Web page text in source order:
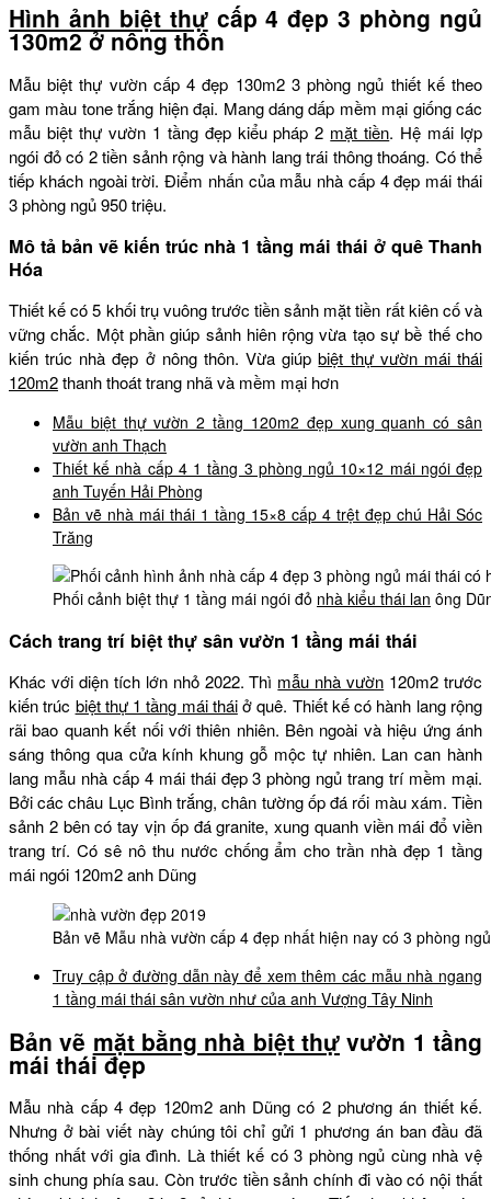
Hình ảnh biệt thựcấp 4 đẹp 3 phòng ngủ
130m2 ở nông thôn
Mẫu biệt thự vườn cấp 4 đẹp 130m2 3 phòng ngủ thiết kế theo
gam màu tone trắng hiện đại. Mang dáng dấp mềm mại giống các
mẫu biệt thự vườn 1 tầng đẹp kiểu pháp 2 mặt tiền. Hệ mái lợp
ngói đỏ có 2 tiền sảnh rộng và hành lang trái thông thoáng. Có thể
tiếp khách ngoài trời. Điểm nhấn của mẫu nhà cấp 4 đẹp mái thái
3 phòng ngủ 950 triệu.
Mô tả bản vẽ kiến trúc nhà 1 tầng mái thái ở quê Thanh
Hóa
Thiết kế có 5 khối trụ vuông trước tiền sảnh mặt tiền rất kiên cố và
vững chắc. Một phần giúp sảnh hiên rộng vừa tạo sự bề thế cho
kiến trúc nhà đẹp ở nông thôn. Vừa giúpbiệt thự vườn mái thái
120m2thanh thoát trang nhã và mềm mại hơn
Mẫu biệt thự vườn 2 tầng 120m2 đẹp xung quanh có sân
vườn anh Thạch
Thiết kế nhà cấp 4 1 tầng 3 phòng ngủ 10×12 mái ngói đẹp
anh Tuyến Hải Phòng
Bản vẽ nhà mái thái 1 tầng 15×8 cấp 4 trệt đẹp chú Hải Sóc
Trăng
Phối cảnh biệt thự 1 tầng mái ngói đỏ nhà kiểu thái lan ông
Cách trang trí biệt thự sân vườn 1 tầng mái thái
Khác với diện tích lớn nhỏ 2022. Thì mẫu nhà vườn 120m2 trước
kiến trúc biệt thự 1 tầng mái tháiở quê. Thiết kế có hành lang rộng
rãi bao quanh kết nối với thiên nhiên. Bên ngoài và hiệu ứng ánh
sáng thông qua cửa kính khung gỗ mộc tự nhiên. Lan can hành
lang mẫu nhà cấp 4 mái thái đẹp 3 phòng ngủ trang trí mềm mại.
Bởi các châu Lục Bình trắng, chân tường ốp đá rối màu xám. Tiền
sảnh 2 bên có tay vịn ốp đá granite, xung quanh viền mái đổ viền
trang trí. Có sê nô thu nước chống ẩm cho trần nhà đẹp 1 tầng
mái ngói 120m2 anh Dũng
Bản vẽ Mẫu nhà vườn cấp 4 đẹp nhất hiện nay có 3 phòng
Truy cập ở đường dẫn này để xem thêm các mẫu nhà ngang
1 tầng mái thái sân vườn như của anh Vượng Tây Ninh
Bản vẽ mặt bằng nhà biệt thự vườn 1 tầng
mái thái đẹp
Mẫu nhà cấp 4 đẹp 120m2 anh Dũng có 2 phương án thiết kế.
Nhưng ở bài viết này chúng tôi chỉ gửi 1 phương án ban đầu đã
thống nhất với gia đình. Là thiết kế có 3 phòng ngủ cùng nhà vệ
sinh chung phía sau. Còn trước tiền sảnh chính đi vào có nội thất